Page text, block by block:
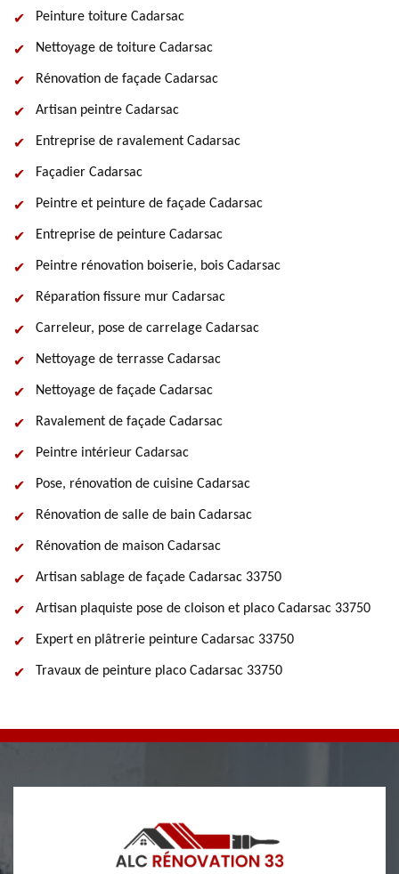
Peinture toiture Cadarsac
Nettoyage de toiture Cadarsac
Rénovation de façade Cadarsac
Artisan peintre Cadarsac
Entreprise de ravalement Cadarsac
Façadier Cadarsac
Peintre et peinture de façade Cadarsac
Entreprise de peinture Cadarsac
Peintre rénovation boiserie, bois Cadarsac
Réparation fissure mur Cadarsac
Carreleur, pose de carrelage Cadarsac
Nettoyage de terrasse Cadarsac
Nettoyage de façade Cadarsac
Ravalement de façade Cadarsac
Peintre intérieur Cadarsac
Pose, rénovation de cuisine Cadarsac
Rénovation de salle de bain Cadarsac
Rénovation de maison Cadarsac
Artisan sablage de façade Cadarsac 33750
Artisan plaquiste pose de cloison et placo Cadarsac 33750
Expert en plâtrerie peinture Cadarsac 33750
Travaux de peinture placo Cadarsac 33750